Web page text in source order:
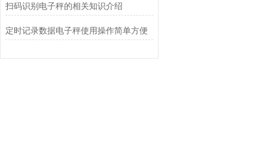
扫码识别电子秤的相关知识介绍
定时记录数据电子秤使用操作简单方便